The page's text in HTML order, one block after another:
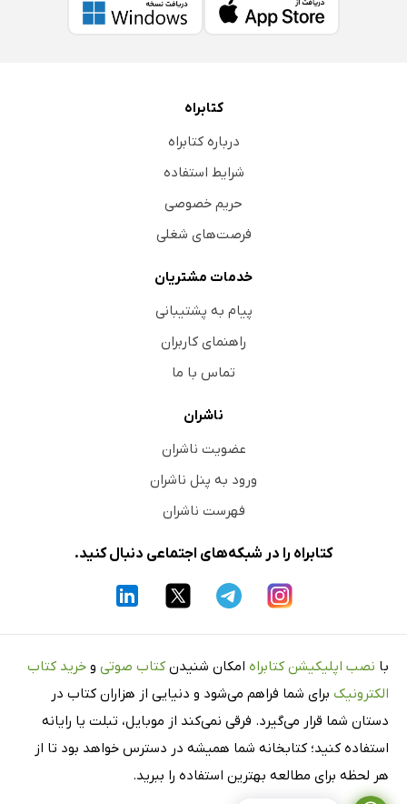
کتابراه
درباره کتابراه
شرایط استفاده
حریم خصوصی
فرصت‌های شغلی
خدمات مشتریان
پیام به پشتیبانی
راهنمای کاربران
تماس با ما
ناشران
عضویت ناشران
ورود به پنل ناشران
فهرست ناشران
کتابراه را در شبکه‌های اجتماعی دنبال کنید.
با نصب اپلیکیشن کتابراه امکان شنیدن کتاب صوتی و خرید کتاب
الکترونیک برای شما فراهم می‌شود و دنیایی از هزاران کتاب در
دستان شما قرار می‌گیرد. فرقی نمی‌کند از موبایل، تبلت یا رایانه
استفاده کنید؛ کتابخانه شما همیشه در دسترس خواهد بود تا از
هر لحظه برای مطالعه بهترین استفاده را ببرید.